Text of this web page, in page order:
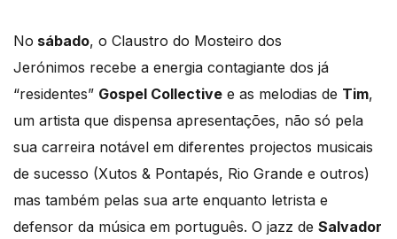
No sábado, o Claustro do Mosteiro dos
Jerónimos recebe a energia contagiante dos já
“residentes” Gospel Collective e as melodias de Tim,
um artista que dispensa apresentações, não só pela
sua carreira notável em diferentes projectos musicais
de sucesso (Xutos & Pontapés, Rio Grande e outros)
mas também pelas sua arte enquanto letrista e
defensor da música em português. O jazz de Salvador